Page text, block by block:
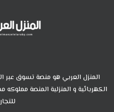
المنزل العربي هو منصة تسوق عبر
الكهربائية و المنزلية المنصة